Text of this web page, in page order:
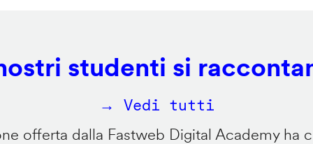
studenti si
→ Vedi tutti
offerta dalla Fastweb Digital Academy ha